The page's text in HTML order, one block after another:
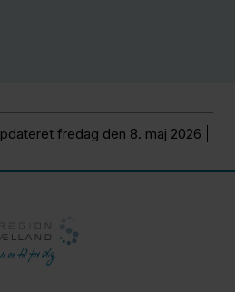
Opdateret fredag den 8. maj 2026